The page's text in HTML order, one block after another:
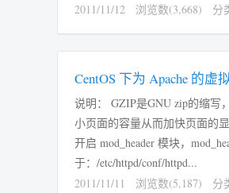
2011/11/12
浏览数(3,668) 分
CentOS 下为 Apache 的虚
说明： GZIP是GNU zip的缩写
小页面的容量从而加快页面的
开启 mod_header 模块，
于：/etc/httpd/conf/httpd...
2011/11/11
浏览数(5,187) 分